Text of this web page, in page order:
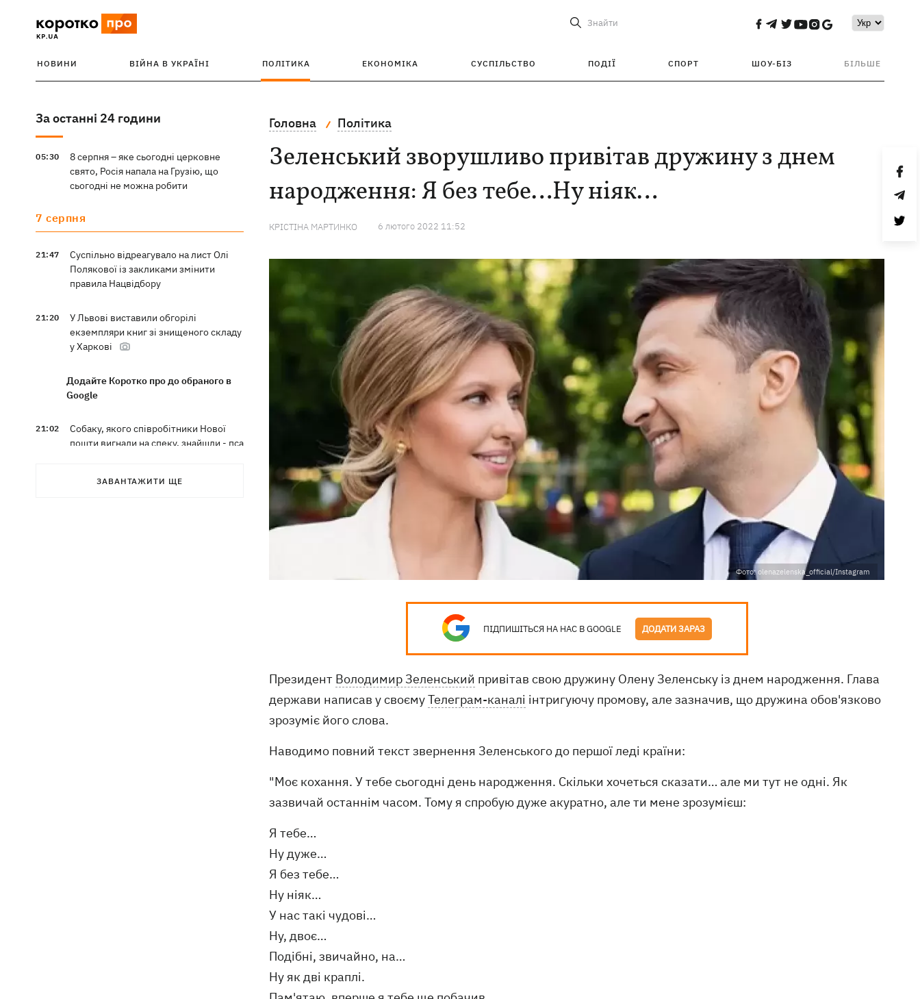
Знайти
НОВИНИ ВІЙНА В УКРАЇНІ ПОЛІТИКА ЕКОНОМІКА СУСПІЛЬСТВО ПОДІЇ СПОРТ ШОУ-БІЗ БІЛЬШЕ
За останні 24 години
05:30
8 серпня – яке сьогодні церковне
свято, Росія напала на Грузію, що
сьогодні не можна робити
7 серпня
21:47
Суспільно відреагувало на лист Олі
Полякової із закликами змінити
правила Нацвідбору
21:20
У Львові виставили обгорілі
екземпляри книг зі знищеного складу
у Харкові
Додайте Коротко про до обраного в
Google
21:02
Собаку, якого співробітники Нової
пошти вигнали на спеку, знайшли - пса
ЗАВАНТАЖИТИ ЩЕ
Головна Політика
Зеленський зворушливо привітав дружину з днем
народження: Я без тебе…Ну ніяк…
КРІСТІНА МАРТИНКО 6 лютого 2022 11:52
Фото: olenazelenska_official/Instagram
ПІДПИШІТЬСЯ НА НАС В GOOGLE ДОДАТИ ЗАРАЗ
Президент Володимир Зеленський привітав свою дружину Олену Зеленську із днем ​​народження. Глава
держави написав у своємуТелеграм-каналі інтригуючу промову, але зазначив, що дружина обов'язково
зрозуміє його слова.
Наводимо повний текст звернення Зеленського до першої леді країни:
"Моє кохання. У тебе сьогодні день народження. Скільки хочеться сказати… але ми тут не одні. Як
зазвичай останнім часом. Тому я спробую дуже акуратно, але ти мене зрозумієш:
Я тебе…
Ну дуже…
Я без тебе…
Ну ніяк…
У нас такі чудові…
Ну, двоє…
Подібні, звичайно, на…
Ну як дві краплі.